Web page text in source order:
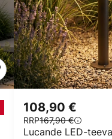
Lucande LED-
108,90 €
RRP167,90 €